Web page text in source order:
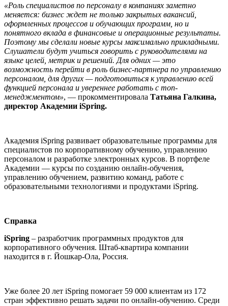
«Роль специалистов по персоналу в компаниях заметно
меняется: бизнес ждет не только закрытых вакансий,
оформленных процессов и обучающих программ, но и
понятного вклада в финансовые и операционные результаты.
Поэтому мы сделали новые курсы максимально прикладными.
Слушатели будут учиться говорить с руководителями на
языке целей, метрик и решений. Для одних — это
возможность перейти в роль бизнес-партнера по управлению
персоналом, для других — подготовиться к управлению всей
функцией персонала и увереннее работать с топ-
менеджментом», — прокомментировала Татьяна Галкина,
директор Академии iSpring.
Академия iSpring развивает образовательные программы для
специалистов по корпоративному обучению, управлению
персоналом и разработке электронных курсов. В портфеле
Академии — курсы по созданию онлайн-обучения,
управлению обучением, развитию команд, работе с
образовательными технологиями и продуктами iSpring.
Справка
iSpring – разработчик программных продуктов для
корпоративного обучения. Штаб-квартира компании
находится в г. Йошкар-Ола, Россия.
Уже более 20 лет iSpring помогает 59 000 клиентам из 172
стран эффективно решать задачи по онлайн-обучению. Среди